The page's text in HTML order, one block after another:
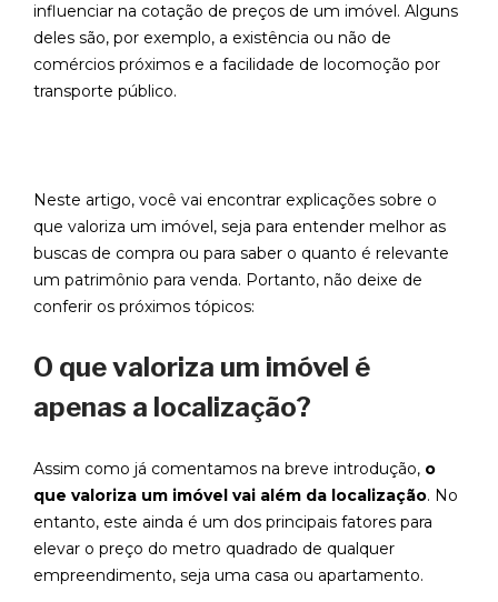
influenciar na cotação de preços de um imóvel. Alguns
deles são, por exemplo, a existência ou não de
comércios próximos e a facilidade de locomoção por
transporte público.
Neste artigo, você vai encontrar explicações sobre o
que valoriza um imóvel, seja para entender melhor as
buscas de compra ou para saber o quanto é relevante
um patrimônio para venda. Portanto, não deixe de
conferir os próximos tópicos:
O que valoriza um imóvel é
apenas a localização?
Assim como já comentamos na breve introdução, o
que valoriza um imóvel vai além da localização. No
entanto, este ainda é um dos principais fatores para
elevar o preço do metro quadrado de qualquer
empreendimento, seja uma casa ou apartamento.